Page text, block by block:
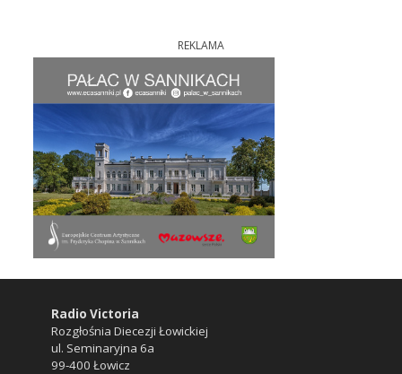
REKLAMA
Radio Victoria
Rozgłośnia Diecezji Łowickiej
ul. Seminaryjna 6a
99-400 Łowicz